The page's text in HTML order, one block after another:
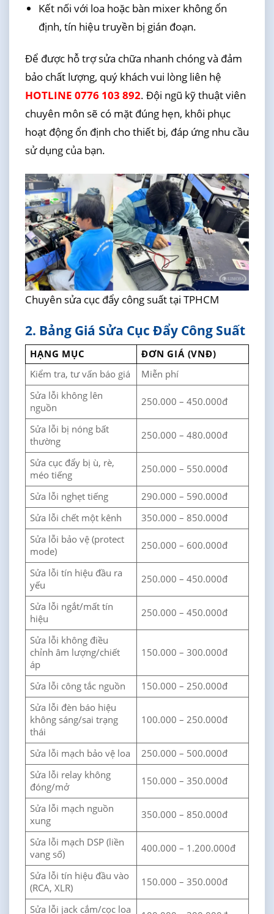
Kết nối với loa hoặc bàn mixer không ổn
định, tín hiệu truyền bị gián đoạn.
Để được hỗ trợ sửa chữa nhanh chóng và đảm
bảo chất lượng, quý khách vui lòng liên hệ
HOTLINE 0776 103 892. Đội ngũ kỹ thuật viên
chuyên môn sẽ có mặt đúng hẹn, khôi phục
hoạt động ổn định cho thiết bị, đáp ứng nhu cầu
sử dụng của bạn.
Chuyên sửa cục đẩy công suất tại TPHCM
2. Bảng Giá Sửa Cục Đẩy Công Suất
HẠNG MỤC
ĐƠN GIÁ (VNĐ)
Kiểm tra, tư vấn báo giá
Miễn phí
Sửa lỗi không lên
nguồn
250.000 – 450.000đ
Sửa lỗi bị nóng bất
thường
250.000 – 480.000đ
Sửa cục đẩy bị ù, rè,
méo tiếng
250.000 – 550.000đ
Sửa lỗi nghẹt tiếng
290.000 – 590.000đ
Sửa lỗi chết một kênh
350.000 – 850.000đ
Sửa lỗi bảo vệ (protect
mode)
250.000 – 600.000đ
Sửa lỗi tín hiệu đầu ra
yếu
250.000 – 450.000đ
Sửa lỗi ngắt/mất tín
hiệu
250.000 – 450.000đ
Sửa lỗi không điều
chỉnh âm lượng/chiết
áp
150.000 – 300.000đ
Sửa lỗi công tắc nguồn
150.000 – 250.000đ
Sửa lỗi đèn báo hiệu
không sáng/sai trạng
thái
100.000 – 250.000đ
Sửa lỗi mạch bảo vệ loa
250.000 – 500.000đ
Sửa lỗi relay không
đóng/mở
150.000 – 350.000đ
Sửa lỗi mạch nguồn
xung
350.000 – 850.000đ
Sửa lỗi mạch DSP (liền
vang số)
400.000 – 1.200.000đ
Sửa lỗi tín hiệu đầu vào
(RCA, XLR)
150.000 – 350.000đ
Sửa lỗi jack cắm/cọc loa